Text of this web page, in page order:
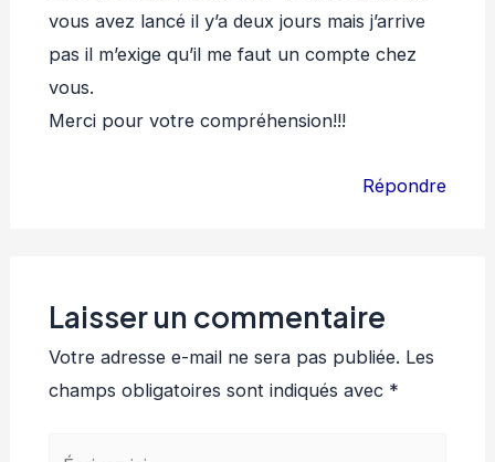
vous avez lancé il y’a deux jours mais j’arrive
pas il m’exige qu’il me faut un compte chez
vous.
Merci pour votre compréhension!!!
Répondre
Laisser un commentaire
Votre adresse e-mail ne sera pas publiée. Les
champs obligatoires sont indiqués avec *
Écrivez